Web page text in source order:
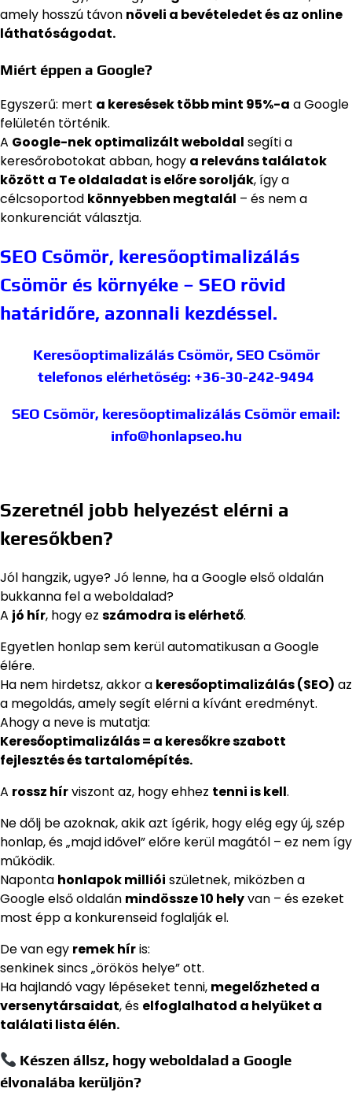
amely hosszú távon növeli a bevételedet és az online
láthatóságodat.
Miért éppen a Google?
Egyszerű: mert a keresések több mint 95%-a a Google
felületén történik.
A Google-nek optimalizált weboldal segíti a
keresőrobotokat abban, hogy a releváns találatok
között a Te oldaladat is előre sorolják, így a
célcsoportod könnyebben megtalál – és nem a
konkurenciát választja.
SEO Csömör, keresőoptimalizálás
Csömör és környéke – SEO rövid
határidőre, azonnali kezdéssel.
Keresőoptimalizálás Csömör, SEO Csömör
telefonos elérhetőség: +36-30-242-9494
SEO Csömör, keresőoptimalizálás Csömöremail:
info@honlapseo.hu
Szeretnél jobb helyezést elérni a
keresőkben?
Jól hangzik, ugye? Jó lenne, ha a Google első oldalán
bukkanna fel a weboldalad?
A jó hír, hogy ez számodra is elérhető.
Egyetlen honlap sem kerül automatikusan a Google
élére.
Ha nem hirdetsz, akkor a keresőoptimalizálás (SEO) az
a megoldás, amely segít elérni a kívánt eredményt.
Ahogy a neve is mutatja:
Keresőoptimalizálás = a keresőkre szabott
fejlesztés és tartalomépítés.
A rossz hírviszont az, hogy ehhez tenni is kell.
Ne dőlj be azoknak, akik azt ígérik, hogy elég egy új, szép
honlap, és „majd idővel” előre kerül magától – ez nem így
működik.
Naponta honlapok milliói születnek, miközben a
Google első oldalán mindössze 10 helyvan – és ezeket
most épp a konkurenseid foglalják el.
De van egy remek híris:
senkinek sincs „örökös helye” ott.
Ha hajlandó vagy lépéseket tenni, megelőzheted a
versenytársaidat, és elfoglalhatod a helyüket a
találati lista élén.
Készen állsz, hogy weboldalad a Google
élvonalába kerüljön?